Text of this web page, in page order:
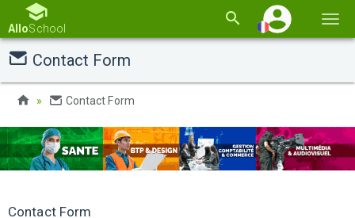
la
AlloSchool
Contact Form
Contact Form
Contact Form